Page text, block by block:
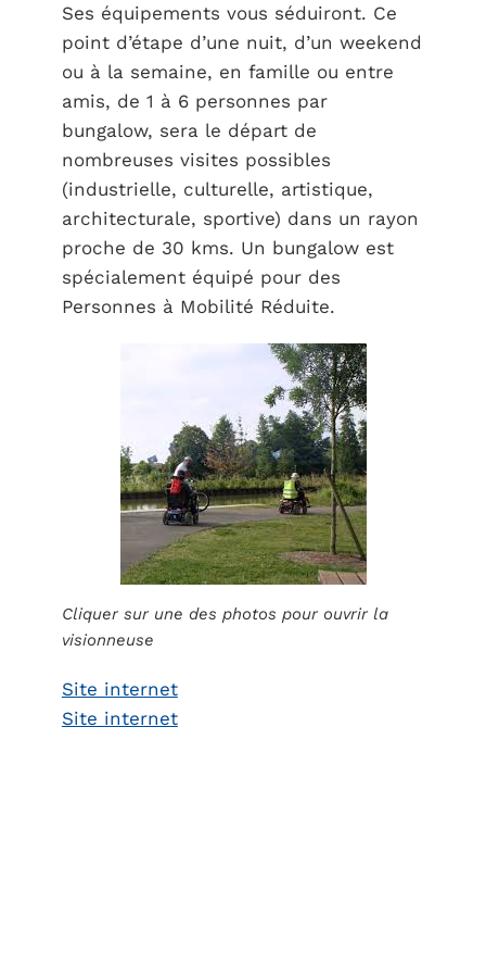
Ses équipements vous séduiront. Ce
point d’étape d’une nuit, d’un weekend
ou à la semaine, en famille ou entre
amis, de 1 à 6 personnes par
bungalow, sera le départ de
nombreuses visites possibles
(industrielle, culturelle, artistique,
architecturale, sportive) dans un rayon
proche de 30 kms. Un bungalow est
spécialement équipé pour des
Personnes à Mobilité Réduite.
Cliquer sur une des photos pour ouvrir la
visionneuse
Site internet
Site internet